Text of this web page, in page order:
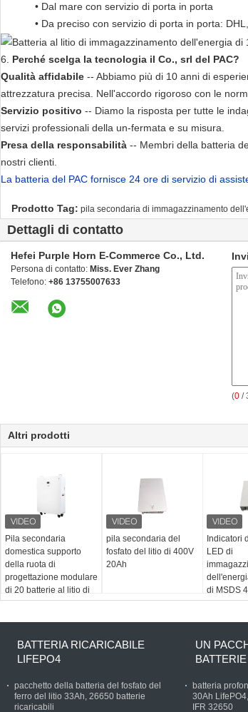
• Dal mare con servizio di porta in porta
• Da preciso con servizio di porta in porta:
6. Perché scelga la tecnologia il Co., srl del PAC?
Qualità affidabile -- Abbiamo più di 10 anni di
attrezzatura precisa. Nell'accordo rigoroso con le
Servizio positivo -- Diamo la risposta per tutte le
servizi professionali della un-fermata e su misura.
Presa della responsabilità -- Membri della batteria
nostri clienti.
La batteria del PAC fornisce 24 ore di servizio di
Prodotto Tag: pila secondaria di immagazzinamento
Dettagli di contatto
Hefei Purple Horn E-Commerce Co., Ltd.
Persona di contatto: Miss. Ever Zhang
Telefono: +86 13755007633
(0 /
Altri prodotti
Pila secondaria
domestica supporto
della ruota di
progettazione modulare
di 20 batterie al litio di
KWH per l'ibrido fuori
pila secondaria del
fosfato del litio di 400V
20Ah
Indicatori
LED di
di MSDS
10kwh
BATTERIA RICARICABILE
LIFEPO4
pacchetto della batteria del fosfato del
ferro del litio 33Ah, 26650 batterie
ricaricabili
UN
BATTERIE
batteria
30Ah
IFR 32650